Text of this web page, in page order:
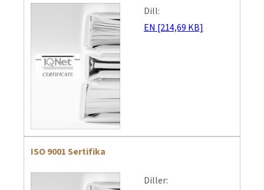
Dill:
EN [214,69 KB]
ISO 9001 Sertifika
Diller: